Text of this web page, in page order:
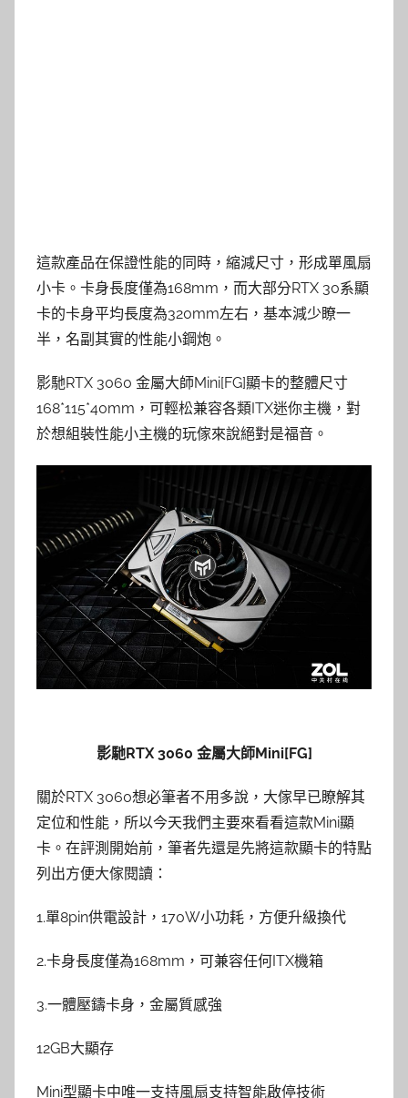
這款產品在保證性能的同時，縮減尺寸，形成單風扇
小卡。卡身長度僅為168mm，而大部分RTX 30系顯
卡的卡身平均長度為320mm左右，基本減少瞭一
半，名副其實的性能小鋼炮。
影馳RTX 3060 金屬大師Mini[FG]顯卡的整體尺寸
168*115*40mm，可輕松兼容各類ITX迷你主機，對
於想組裝性能小主機的玩傢來說絕對是福音。
影馳RTX 3060 金屬大師Mini[FG]
關於RTX 3060想必筆者不用多說，大傢早已瞭解其
定位和性能，所以今天我們主要來看看這款Mini顯
卡。在評測開始前，筆者先還是先將這款顯卡的特點
列出方便大傢閱讀：
1.單8pin供電設計，170W小功耗，方便升級換代
2.卡身長度僅為168mm，可兼容任何ITX機箱
3.一體壓鑄卡身，金屬質感強
12GB大顯存
Mini型顯卡中唯一支持風扇支持智能啟停技術